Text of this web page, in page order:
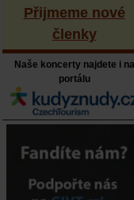
Přijmeme nové
členky
Naše koncerty najdete i na
portálu